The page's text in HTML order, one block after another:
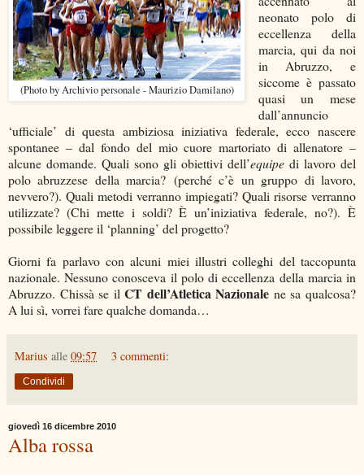
(Photo by Archivio personale - Maurizio Damilano)
neonato polo di
eccellenza della
marcia, qui da noi
in Abruzzo, e
siccome è passato
quasi un mese
dall’annuncio
‘ufficiale’ di questa ambiziosa iniziativa federale, ecco nascere
spontanee – dal fondo del mio cuore martoriato di allenatore –
alcune domande. Quali sono gli obiettivi dell’equipe di lavoro del
polo abruzzese della marcia? (perché c’è un gruppo di lavoro,
nevvero?). Quali metodi verranno impiegati? Quali risorse verranno
utilizzate? (Chi mette i soldi? È un’iniziativa federale, no?). È
possibile leggere il ‘planning’ del progetto?
Giorni fa parlavo con alcuni miei illustri colleghi del taccopunta
nazionale. Nessuno conosceva il polo di eccellenza della marcia in
Abruzzo. Chissà se ilCT dell’Atletica Nazionale ne sa qualcosa?
A lui sì, vorrei fare qualche domanda…
Marius alle 09:57 3 commenti:
Condividi
giovedì 16 dicembre 2010
Alba rossa